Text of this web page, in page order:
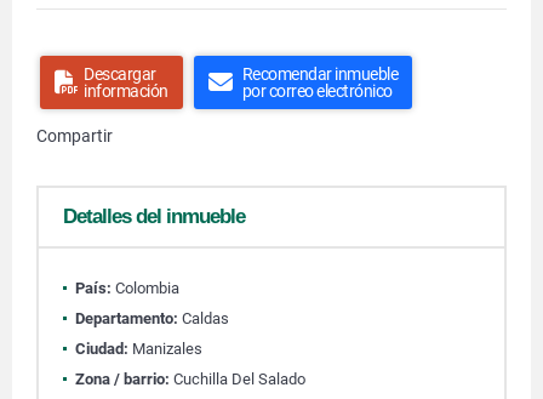
Descargar
información
Recomendar inmueble
por correo electrónico
Compartir
Detalles del inmueble
País: Colombia
Departamento: Caldas
Ciudad: Manizales
Zona / barrio: Cuchilla Del Salado